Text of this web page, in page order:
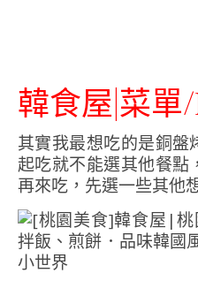
韓食屋|菜單
其實我最想吃的是銅盤
起吃就不能選其他餐點
再來吃，先選一些其他